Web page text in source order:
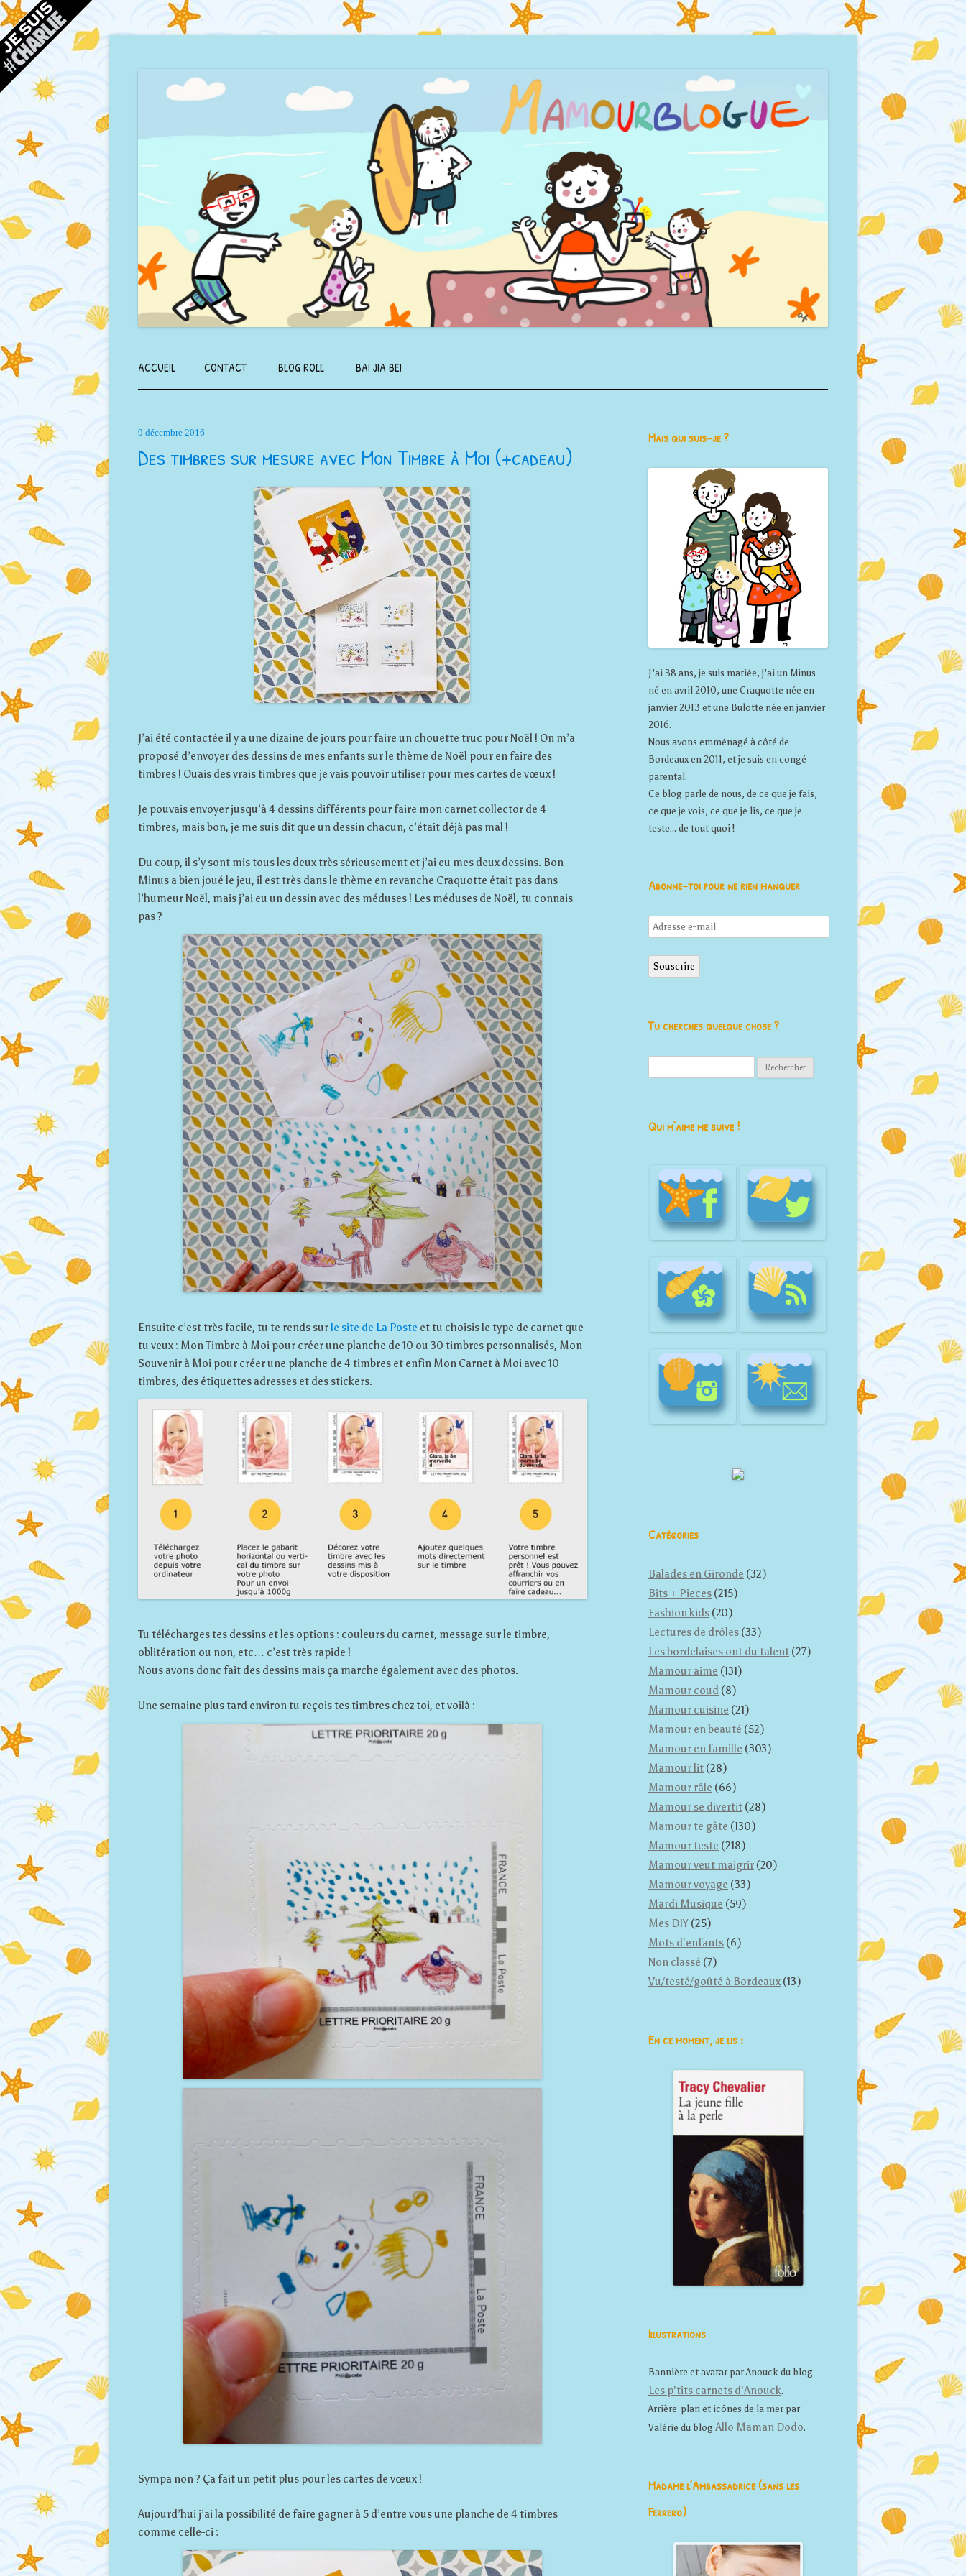
Aller au contenu principal
ACCUEIL CONTACT BLOG ROLL BAI JIA BEI
9 décembre 2016
Des timbres sur mesure avec Mon Timbre à Moi (+cadeau)
J’ai été contactée il y a une dizaine de jours pour faire un chouette truc pour Noël ! On m’a
proposé d’envoyer des dessins de mes enfants sur le thème de Noël pour en faire des
timbres ! Ouais des vrais timbres que je vais pouvoir utiliser pour mes cartes de vœux !
Je pouvais envoyer jusqu’à 4 dessins différents pour faire mon carnet collector de 4
timbres, mais bon, je me suis dit que un dessin chacun, c’était déjà pas mal !
Du coup, il s’y sont mis tous les deux très sérieusement et j’ai eu mes deux dessins. Bon
Minus a bien joué le jeu, il est très dans le thème en revanche Craquotte était pas dans
l’humeur Noël, mais j’ai eu un dessin avec des méduses ! Les méduses de Noël, tu connais
pas ?
Ensuite c’est très facile, tu te rends surle site de La Poste et tu choisis le type de carnet que
tu veux : Mon Timbre à Moi pour créer une planche de 10 ou 30 timbres personnalisés, Mon
Souvenir à Moi pour créer une planche de 4 timbres et enfin Mon Carnet à Moi avec 10
timbres, des étiquettes adresses et des stickers.
Tu télécharges tes dessins et les options : couleurs du carnet, message sur le timbre,
oblitération ou non, etc… c’est très rapide !
Nous avons donc fait des dessins mais ça marche également avec des photos.
Une semaine plus tard environ tu reçois tes timbres chez toi, et voilà :
Sympa non ? Ça fait un petit plus pour les cartes de vœux !
Aujourd’hui j’ai la possibilité de faire gagner à 5 d’entre vous une planche de 4 timbres
comme celle-ci :
Mais qui suis-je ?
J'ai 38 ans, je suis mariée, j'ai un Minus
né en avril 2010, une Craquotte née en
janvier 2013 et une Bulotte née en janvier
2016.
Nous avons emménagé à côté de
Bordeaux en 2011, et je suis en congé
parental.
Ce blog parle de nous, de ce que je fais,
ce que je vois, ce que je lis, ce que je
teste... de tout quoi !
Abonne-toi pour ne rien manquer
Adresse
e-
mail
Souscrire
Tu cherches quelque chose ?
Qui m’aime me suive !
Catégories
Balades en Gironde (32)
Bits + Pieces (215)
Fashion kids (20)
Lectures de drôles (33)
Les bordelaises ont du talent (27)
Mamour aime (131)
Mamour coud (8)
Mamour cuisine (21)
Mamour en beauté (52)
Mamour en famille (303)
Mamour lit (28)
Mamour râle (66)
Mamour se divertit (28)
Mamour te gâte (130)
Mamour teste (218)
Mamour veut maigrir (20)
Mamour voyage (33)
Mardi Musique (59)
Mes DIY (25)
Mots d'enfants (6)
Non classé (7)
Vu/testé/goûté à Bordeaux (13)
En ce moment, je lis :
Illustrations
Bannière et avatar par Anouck du blog
Les p'tits carnets d'Anouck.
Arrière-plan et icônes de la mer par
Valérie du blog Allo Maman Dodo.
Madame l’Ambassadrice (sans les
Ferrero)